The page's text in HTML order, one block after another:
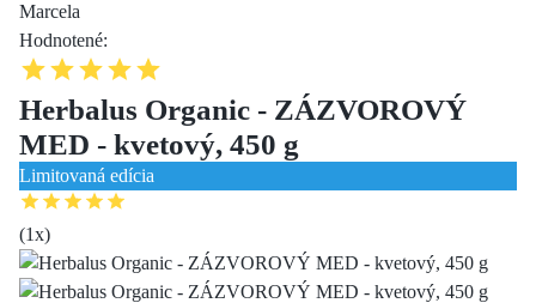
Marcela
Hodnotené:
Herbalus Organic - ZÁZVOROVÝ
MED - kvetový, 450 g
Limitovaná edícia
(1x)